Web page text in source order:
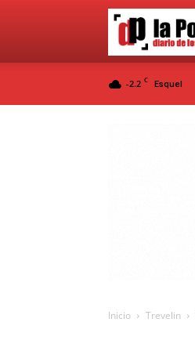
-2.2 C Esquel
Inicio Trevelin